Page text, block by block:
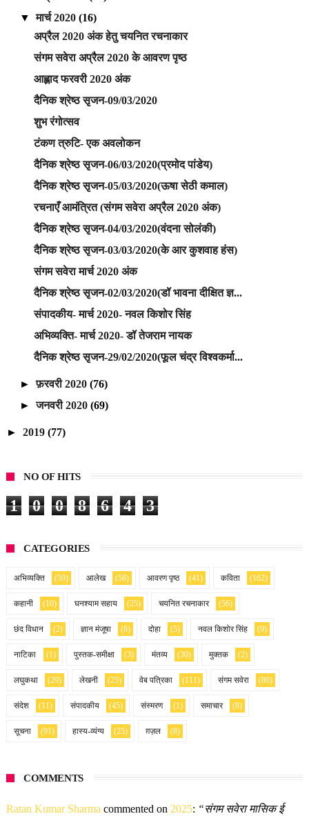
▼मार्च 2020(16)
अप्रैल 2020 अंक हेतु चयनित रचनाकार
संगम सवेरा अप्रैल 2020 के आवरण पृष्ठ
आह्लाद फरवरी 2020 अंक
दैनिक श्रेष्ठ सृजन-09/03/2020
शुभ रंगोत्सव
टंकण त्रुटि- एक अवलोकन
दैनिक श्रेष्ठ सृजन-06/03/2020(प्रमोद पांडेय)
दैनिक श्रेष्ठ सृजन-05/03/2020(ऊषा सेठी कमाल)
रचनाएँ आमंत्रित (संगम सवेरा अप्रैल 2020 अंक)
दैनिक श्रेष्ठ सृजन-04/03/2020(वंदना सोलंकी)
दैनिक श्रेष्ठ सृजन-03/03/2020(के आर कुशवाह हंस)
संगम सवेरा मार्च 2020 अंक
दैनिक श्रेष्ठ सृजन-02/03/2020(डॉ भावना दीक्षित ज्ञ...
संपादकीय- मार्च 2020- नवल किशोर सिंह
अभिव्यक्ति- मार्च 2020- डॉ तेजराम नायक
दैनिक श्रेष्ठ सृजन-29/02/2020(फूल चंद्र विश्वकर्मा...
►फ़रवरी 2020(76)
►जनवरी 2020(69)
► 2019 (77)
NO OF HITS
1 0 0 8 6 4 3
CATEGORIES
अभिव्यक्ति (59) आलेख (58) आवरण पृष्ठ (41) कविता (162)
कहानी (10) घनश्याम सहाय (25) चयनित रचनाकार (56)
छंद विधान (2) ज्ञान मंजूषा (8) दोहा (5) नवल किशोर सिंह (9)
नाटिका (1) पुस्तक-समीक्षा (3) मंतव्य (30) मुक्तक (2)
लघुकथा (29) लेखनी (25) वेब पत्रिका (111) संगम सवेरा (80)
संदेश (11) संपादकीय (45) संस्मरण (1) समाचार (8)
सूचना (91) हास्य-व्यंग्य (25) ग़ज़ल (8)
COMMENTS
Ratan Kumar Sharma commented on 2025: “संगम सवेरा मासिक ई